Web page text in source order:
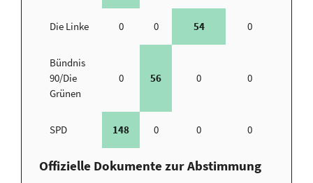
Die Linke 0 0 54 0
Bündnis
90/Die
Grünen
0 56 0 0
SPD 148 0 0 0
Offizielle Dokumente zur Abstimmung